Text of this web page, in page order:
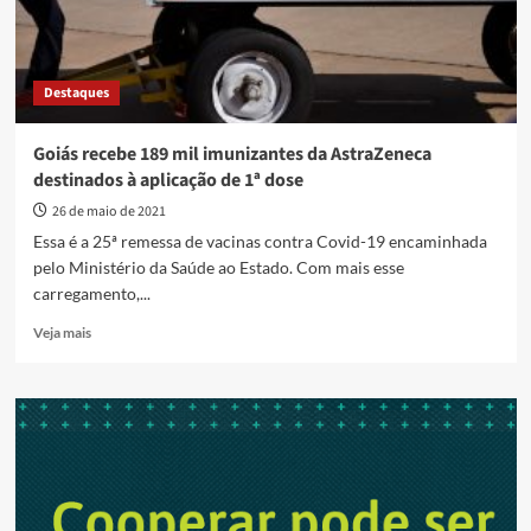
Destaques
Goiás recebe 189 mil imunizantes da AstraZeneca
destinados à aplicação de 1ª dose
26 de maio de 2021
Essa é a 25ª remessa de vacinas contra Covid-19 encaminhada
pelo Ministério da Saúde ao Estado. Com mais esse
carregamento,...
Veja maisRead
Goiás
recebe
da